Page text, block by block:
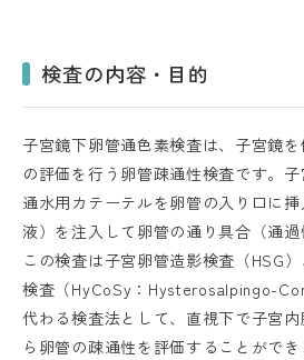
検査の内容・目的
子宮鏡下卵管通色素検査は、子宮鏡
の評価を行う卵管疎通性検査です。
通水用カテーテルを卵管の入り口に
液）を注入して卵管の通り具合（通過
この検査は子宮卵管造影検査（HSG
検査（HyCoSy：Hysterosalpingo-
代わる検査法として、直視下で子宮
ら卵管の疎通性を評価することがで